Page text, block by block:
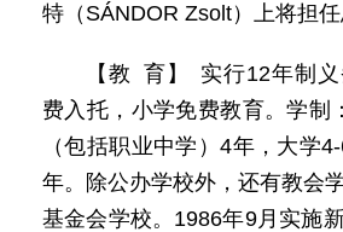
特（SÁNDOR Zsolt）上将担任
【教 育】 实行12年制
费入托，小学免费教育。学制
（包括职业中学）4年，大学
年。除公办学校外，还有教会
基金会学校。1986年9月实施